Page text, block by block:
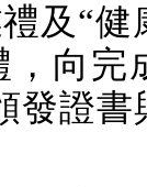
及“健
，向完
發證書